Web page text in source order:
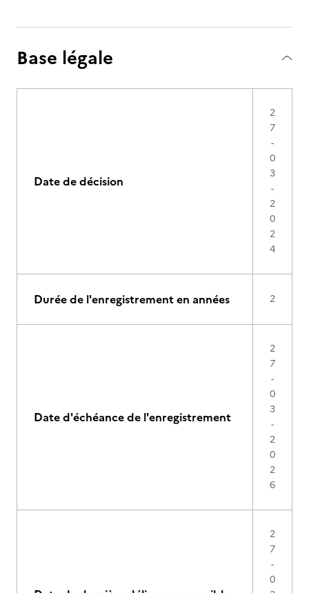
Base légale
Date de décision
2
7
-
0
3
-
2
0
2
4
Durée de l'enregistrement en années 2
Date d'échéance de l'enregistrement
2
7
-
0
3
-
2
0
2
6
2
7
-
0